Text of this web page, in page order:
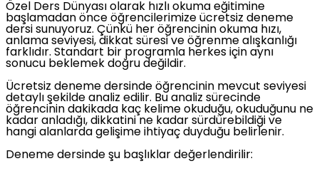
Özel Ders Dünyası olarak hızlı okuma eğitimine
başlamadan önce öğrencilerimize ücretsiz deneme
dersi sunuyoruz. Çünkü her öğrencinin okuma hızı,
anlama seviyesi, dikkat süresi ve öğrenme alışkanlığı
farklıdır. Standart bir programla herkes için aynı
sonucu beklemek doğru değildir.
Ücretsiz deneme dersinde öğrencinin mevcut seviyesi
detaylı şekilde analiz edilir. Bu analiz sürecinde
öğrencinin dakikada kaç kelime okuduğu, okuduğunu ne
kadar anladığı, dikkatini ne kadar sürdürebildiği ve
hangi alanlarda gelişime ihtiyaç duyduğu belirlenir.
Deneme dersinde şu başlıklar değerlendirilir: